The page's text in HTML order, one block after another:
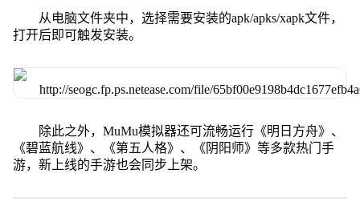
从电脑文件夹中，选择需要安装的apk/apks/xapk文件，
打开后即可触发安装。
除此之外，MuMu模拟器还可流畅运行《明日方舟》、
《碧蓝航线》、《第五人格》、《阴阳师》等多款热门手
游，新上线的手游也会同步上架。